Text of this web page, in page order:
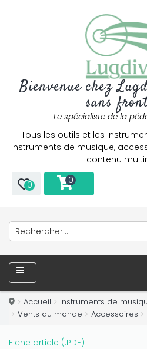
Bienvenue chez
sans
Le spécialiste de la
Tous les outils et les
Instruments de musique,
contenu
0 0
Accueil Instruments de
Vents du monde
Accessoires
Fiche article (.PDF)
Only play atJoo casinoif you
amount on your credits!